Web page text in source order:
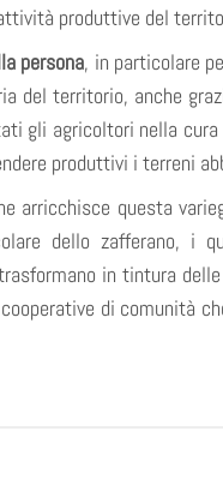
produttive del
persona, in particolare
del territorio, anche
gli agricoltori nella
produttivi i terreni
arricchisce questa
dello zafferano, i
in tintura
di comunità